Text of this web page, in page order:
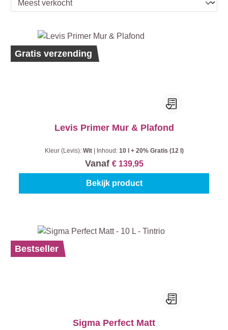
Bestseller
Ecolabel
Gratis verzending
Levis Primer Mur & Plafond
Kleur (Levis): Wit Inhoud: 10 l + 20% Gratis (12 l)
Vanaf € 139,95
Bekijk product
Bestseller
Sigma Perfect Matt